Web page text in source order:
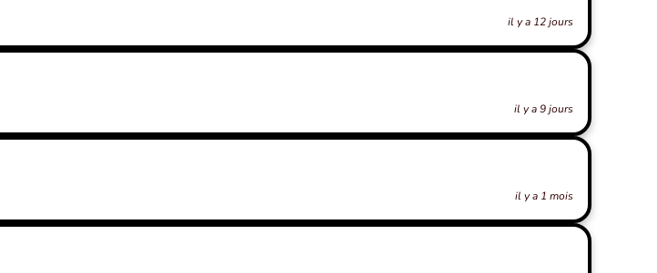
il y a 12 jours
il y a 9 jours
il y a 1 mois